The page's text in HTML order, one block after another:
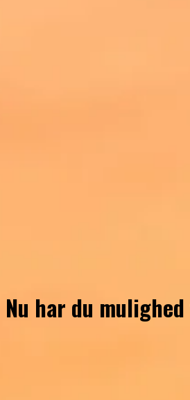
Nu har du